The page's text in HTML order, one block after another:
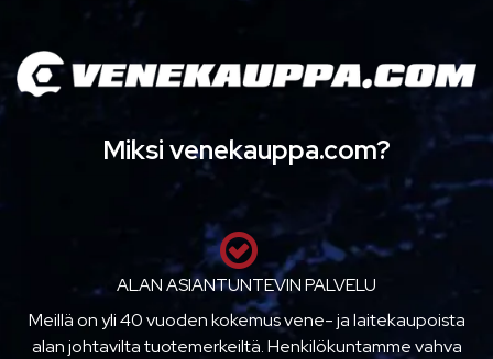
Miksi venekauppa.com?
ALAN ASIANTUNTEVIN PALVELU
Meillä on yli 40 vuoden kokemus vene- ja laitekaupoista
alan johtavilta tuotemerkeiltä. Henkilökuntamme vahva